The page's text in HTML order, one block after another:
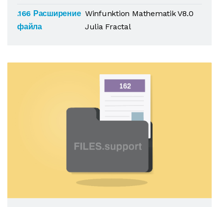
.166 Расширение
файла
Winfunktion Mathematik V8.0
Julia Fractal